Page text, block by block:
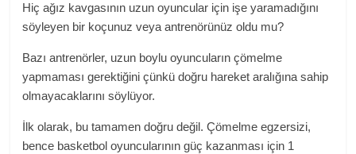
Hiç ağız kavgasının uzun oyuncular için işe yaramadığını
söyleyen bir koçunuz veya antrenörünüz oldu mu?
Bazı antrenörler, uzun boylu oyuncuların çömelme
yapmaması gerektiğini çünkü doğru hareket aralığına sahip
olmayacaklarını söylüyor.
İlk olarak, bu tamamen doğru değil. Çömelme egzersizi,
bence basketbol oyuncularının güç kazanması için 1